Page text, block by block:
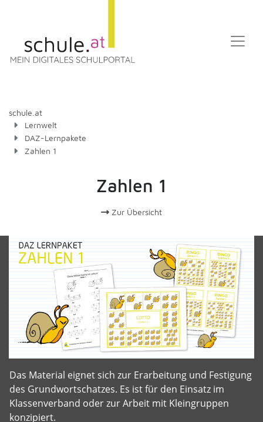
schule.at
Lernwelt
DAZ-Lernpakete
Zahlen 1
Zahlen 1
Zur Übersicht
Das Material eignet sich zur Erarbeitung und Festigung
des Grundwortschatzes. Es ist für den Einsatz im
Klassenverband oder zur Arbeit mit Kleingruppen
konzipiert.